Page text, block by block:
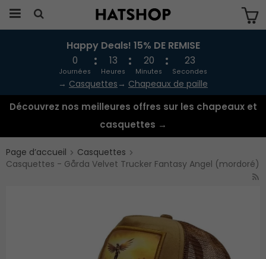
Produkten har blivit tillagd i varukorgen
Happy Deals! 15% DE REMISE
0
Journées
13
Heures
20
Minutes
23
Secondes
→ Casquettes → Chapeaux de paille
Découvrez nos meilleures offres sur les chapeaux et
casquettes →
Page d’accueil
Casquettes
Casquettes - Gårda Velvet Trucker Fantasy Angel (mordoré)